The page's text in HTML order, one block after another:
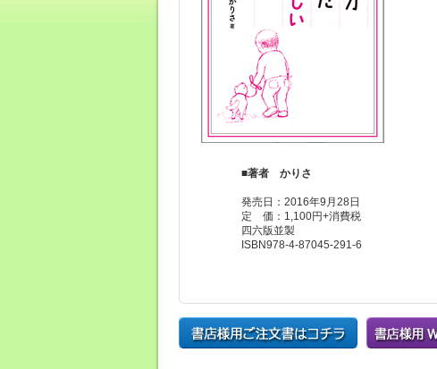
■著者 かりさ
発売日：2016年9月28日
定 価：1,100円+消費税
四六版並製
ISBN978-4-87045-291-6